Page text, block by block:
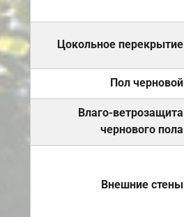
Цокольное перекрытие
Пол черновой
Влаго-ветрозащита
чернового пола
Внешние стены